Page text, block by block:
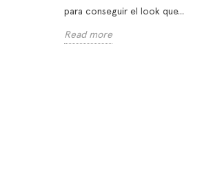
para conseguir el look que...
Read more